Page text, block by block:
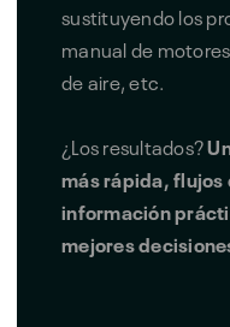
sustituyendo los
manual de
de aire, etc.
¿Los resultados?
más rápida, flujos
información
mejores